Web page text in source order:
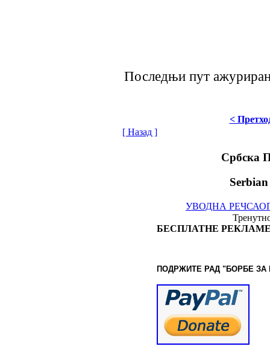
Последњи пут
<
[ Назад ]
Србска
УВОДНА РЕЧ
БЕСПЛАТНЕ
ПОДРЖИТЕ РАД "БОРБЕ ЗА